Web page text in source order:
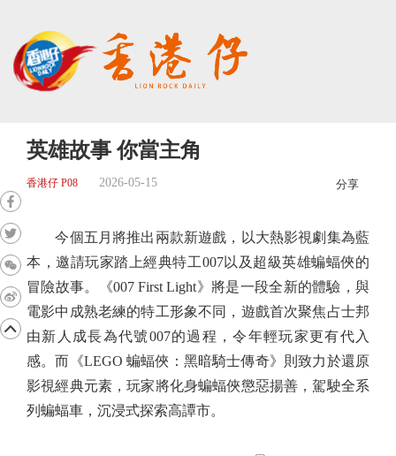
英雄故事 你當主角
香港仔 P08 2026-05-15 分享
今個五月將推出兩款新遊戲，以大熱影視劇集為藍
本，邀請玩家踏上經典特工007以及超級英雄蝙蝠俠的
冒險故事。《007 First Light》將是一段全新的體驗，與
電影中成熟老練的特工形象不同，遊戲首次聚焦占士邦
由新人成長為代號007的過程，令年輕玩家更有代入
感。而《LEGO 蝙蝠俠：黑暗騎士傳奇》則致力於還原
影視經典元素，玩家將化身蝙蝠俠懲惡揚善，駕駛全系
列蝙蝠車，沉浸式探索高譚市。